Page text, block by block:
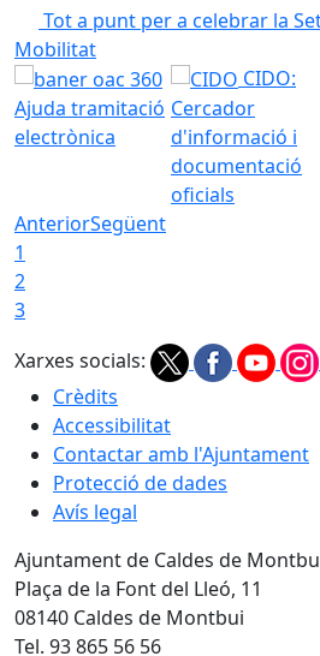
Tot a punt per a celebrar la
Mobilitat
Ajuda tramitació
electrònica
CIDO:
Cercador
d'informació i
documentació
oficials
AnteriorSegüent
1
2
3
Xarxes socials:
Crèdits
Accessibilitat
Contactar amb l'Ajuntament
Protecció de dades
Avís legal
Ajuntament de Caldes de
Plaça de la Font del Lleó, 11
08140 Caldes de Montbui
Tel. 93 865 56 56